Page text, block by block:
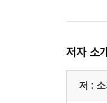
저자 소개
저 :